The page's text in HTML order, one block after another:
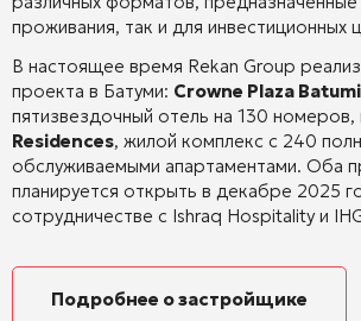
проживания, так и для инвестиционных
В настоящее время Rekan Group
проекта в Батуми: Crowne Plaza
пятизвездочный отель на 130 номеров,
Residences, жилой комплекс с 240
обслуживаемыми апартаментами. Оба
планируется открыть в декабре 2025
сотрудничестве с Ishraq Hospitality и
Подробнее о застройщике